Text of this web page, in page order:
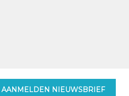
AANMELDEN NIEUWSBRIEF